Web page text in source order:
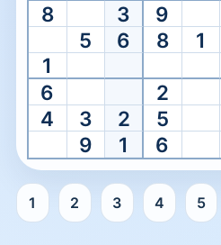
8
3 9
5
6 8 1
1
6
2
4
3 2 5
9
1 6
1 2 3 4 5